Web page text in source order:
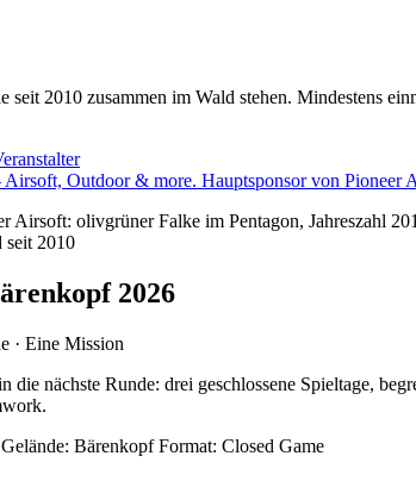
seit 2010 zusammen im Wald stehen. Mindestens
seit 2010
2026
· Eine Mission
die nächste Runde: drei geschlossene Spieltage,
Gelände: Bärenkopf Format: Closed Game